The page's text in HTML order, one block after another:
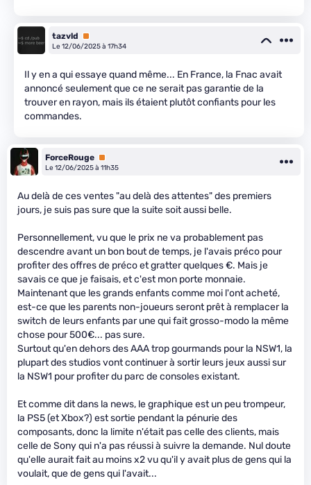
tazvld
Premium
Le 12/06/2025 à 17h34
Il y en a qui essaye quand même... En France, la Fnac avait
annoncé seulement que ce ne serait pas garantie de la
trouver en rayon, mais ils étaient plutôt confiants pour les
commandes.
ForceRouge Premium
Le 12/06/2025 à 11h35
Au delà de ces ventes "au delà des attentes" des premiers
jours, je suis pas sure que la suite soit aussi belle.
Personnellement, vu que le prix ne va probablement pas
descendre avant un bon bout de temps, je l'avais préco pour
profiter des offres de préco et gratter quelques €. Mais je
savais ce que je faisais, et c'est mon porte monnaie.
Maintenant que les grands enfants comme moi l'ont acheté,
est-ce que les parents non-joueurs seront prêt à remplacer la
switch de leurs enfants par une qui fait grosso-modo la même
chose pour 500€... pas sure.
Surtout qu'en dehors des AAA trop gourmands pour la NSW1, la
plupart des studios vont continuer à sortir leurs jeux aussi sur
la NSW1 pour profiter du parc de consoles existant.
Et comme dit dans la news, le graphique est un peu trompeur,
la PS5 (et Xbox?) est sortie pendant la pénurie des
composants, donc la limite n'était pas celle des clients, mais
celle de Sony qui n'a pas réussi à suivre la demande. Nul doute
qu'elle aurait fait au moins x2 vu qu'il y avait plus de gens qui la
voulait, que de gens qui l'avait...